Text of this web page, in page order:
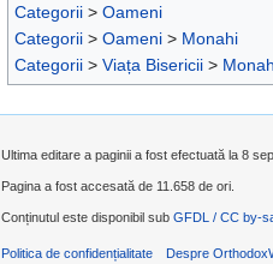
Categorii > Oameni
Categorii > Oameni > Monahi
Categorii > Viața Bisericii >
Ultima editare a paginii a fost efectuată la 8
Pagina a fost accesată de 11.658 de ori.
Conținutul este disponibil sub GFDL / CC by-
Politica de confidențialitate Despre